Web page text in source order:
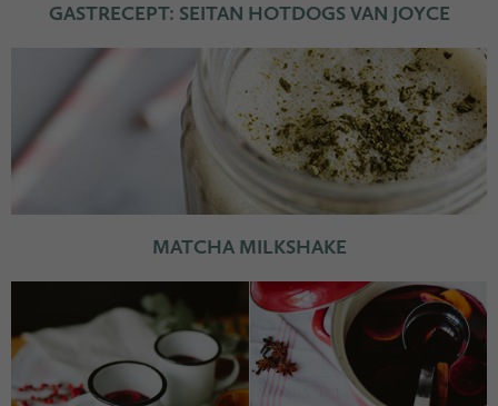
GASTRECEPT: SEITAN HOTDOGS VAN JOYCE
MATCHA MILKSHAKE